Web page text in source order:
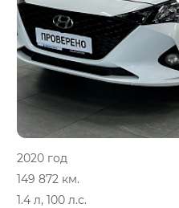
2020 год
149 872 км.
1.4 л, 100 л.с.